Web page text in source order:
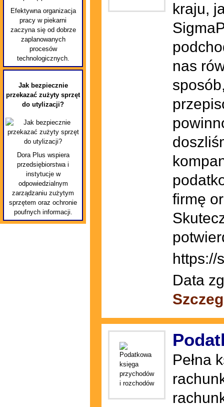
Efektywna organizacja
pracy w piekarni
zaczyna się od dobrze
zaplanowanych
procesów
technologicznych.
Jak bezpiecznie
przekazać zużyty sprzęt
do utylizacji?
Dora Plus wspiera
przedsiębiorstwa i
instytucje w
odpowiedzialnym
zarządzaniu zużytym
sprzętem oraz ochronie
poufnych informacji.
kraju,
nas
firmę
https://
Data
Pełna